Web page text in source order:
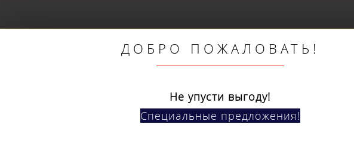
ДОБРО ПОЖАЛОВАТЬ!
Не упусти выгоду!
Специальные предложения!